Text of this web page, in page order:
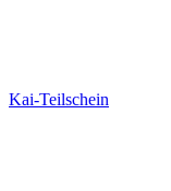
Kai-Teilschein